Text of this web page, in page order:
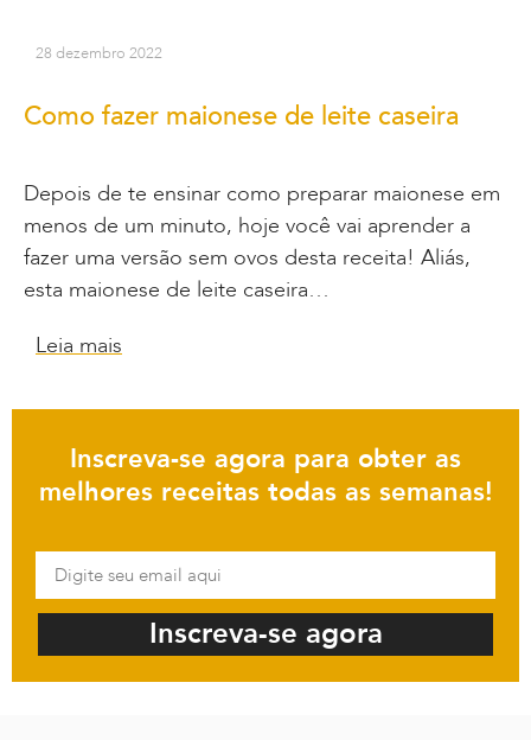
28 dezembro 2022
Como fazer maionese de leite caseira
Depois de te ensinar como preparar maionese em
menos de um minuto, hoje você vai aprender a
fazer uma versão sem ovos desta receita! Aliás,
esta maionese de leite caseira…
Leia mais
Inscreva-se agora para obter as
melhores receitas todas as semanas!
Inscreva-se agora